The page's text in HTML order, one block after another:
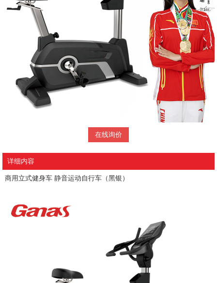
在线询价
详细内容
商用立式健身车 静音运动自行车（黑银）